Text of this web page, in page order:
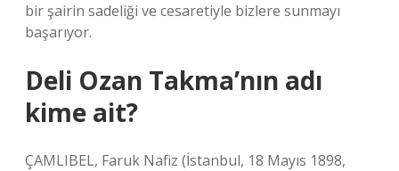
bir şairin sadeliği ve cesaretiyle bizlere sunmayı
başarıyor.
Deli Ozan Takma’nın adı
kime ait?
ÇAMLIBEL, Faruk Nafiz (İstanbul, 18 Mayıs 1898,